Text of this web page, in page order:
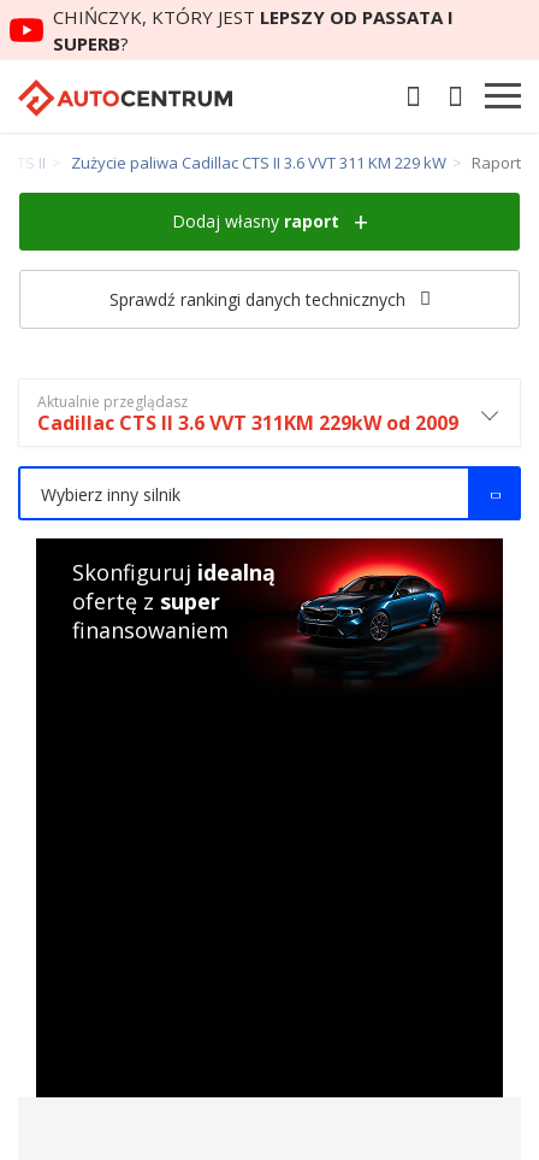
CHIŃCZYK, KTÓRY JEST LEPSZY OD PASSATA I
SUPERB?
II Zużycie paliwa Cadillac CTS II 3.6 VVT 311 KM 229 kW Raport
Dodaj własny raport
Sprawdź rankingi danych technicznych
Aktualnie przeglądasz
Cadillac CTS II 3.6 VVT 311KM 229kW od 2009
Wybierz inny silnik
Skonfiguruj idealną
ofertę z super
finansowaniem